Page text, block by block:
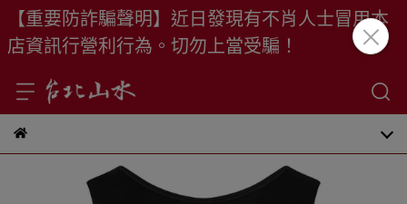
【重要防詐騙聲明】近日發現有不肖人士冒用本
店資訊行營利行為。切勿上當受騙！